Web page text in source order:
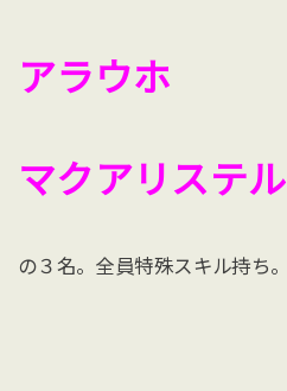
アラウホ
マクアリステル
の３名。全員特殊スキル持ち。